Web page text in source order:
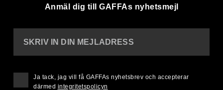
Anmäl dig till GAFFAs nyhetsmejl
SKRIV IN DIN MEJLADRESS
Ja tack, jag vill få GAFFAs nyhetsbrev och accepterar
därmed integritetspolicyn